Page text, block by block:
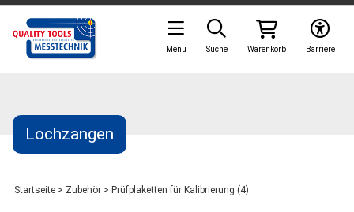
Lochzangen
Startseite > Zubehör > Prüfplaketten für Kalibrierung (4)
Barriere
Warenkorb
Suche
Menü